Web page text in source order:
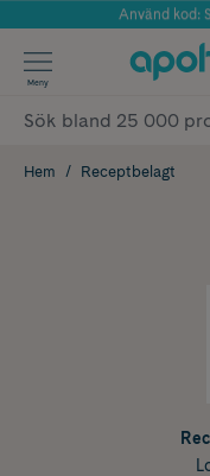
Årets
Använd kod:
✓
Meny
Hem Receptbelagt